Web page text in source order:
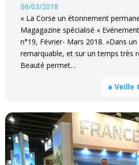
06/03/2018
« La Corse un étonnement
Magagazine spécialisé «
n°19, Février- Mars 2018. »Dans
remarquable, et sur un temps très
Beauté permet…
๑ Veille